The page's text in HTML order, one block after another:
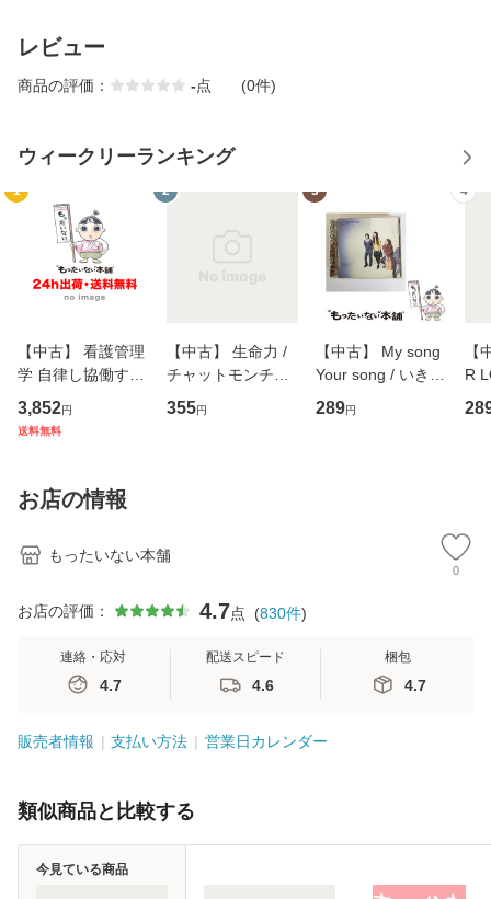
レビュー
商品の評価： -点 (0件)
ウィークリーランキング
1
【中古】 看護管理
学 自律し協働する
専門職の看護マネ
ジメントスキル 改
恵 藤本幸三 / 南江
堂 [単行
3,852円
送料無料
2
【中古】 生命力 /
チャットモンチー /
キューンレコード
[CD]【メール便送
355円
3
【中古】 My song
Your song / いきも
のがかり / [CD]
【メール便送料無
289円
4
【
R
産
お店の情報
もったいない本舗
0
お店の評価： 4.7点 (830件)
連絡・応対
4.7
配送スピード
4.6
梱包
4.7
販売者情報 支払い方法 営業日カレンダー
類似商品と比較する
今見ている商品